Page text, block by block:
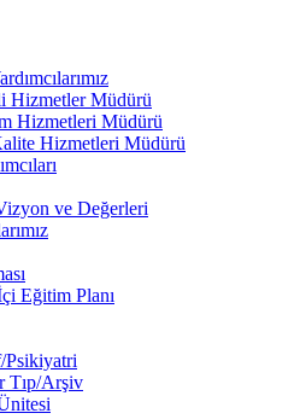
Hizmetler Müdürü
Hizmetleri Müdürü
Hizmetleri Müdürü
ve Değerleri
Eğitim Planı
Psikiyatri
Tıp/Arşiv